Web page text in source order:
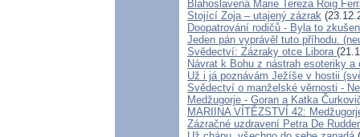
Blahoslavená Marie Tereza Roig
Stojící Zoja – utajený zázrak
Doopatrování rodičů - Byla to
Jeden pán vyprávěl tuto příhodu.
Svědectví: Zázraky otce Libora
Návrat k Bohu z nástrah esoteriky a
Už i já poznávám Ježíše v hostii
Svědectví o manželské věrnosti -
Medžugorje - Goran a Katka
MARIINA VÍTĚZSTVÍ 42:
Zázračné uzdravení Petra De